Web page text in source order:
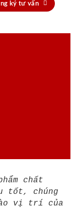
ký tư vấn
chất
tốt, chúng
vị trí của